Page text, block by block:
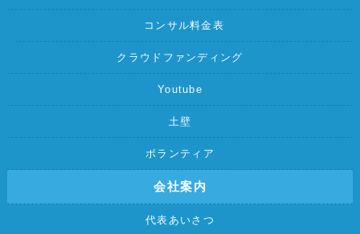
コンサル料金表
クラウドファンディング
Youtube
土壁
ボランティア
会社案内
代表あいさつ